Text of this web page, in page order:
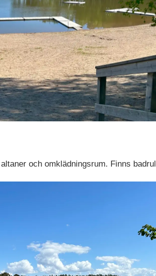
och omklädningsrum. Finns